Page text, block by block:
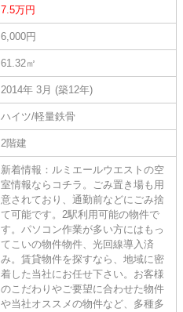
7.5万円
6,000円
61.32㎡
2014年 3月 (築12年)
ハイツ/軽量鉄骨
2階建
新着情報：ルミエールウエストの空
室情報ならコチラ。ごみ置き場も用
意されており、通勤前などにごみ捨
て可能です。2駅利用可能の物件で
す。パソコン作業が多い方にはもっ
てこいの物件物件、光回線導入済
み。賃貸物件を探すなら、地域に密
着した当社にお任せ下さい。お客様
のこだわりやご要望に合わせた物件
や当社オススメの物件など、多種多